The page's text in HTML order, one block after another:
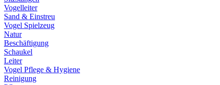
Vogelleiter
Sand & Einstreu
Vogel Spielzeug
Natur
Beschäftigung
Schaukel
Leiter
Vogel Pflege & Hygiene
Reinigung